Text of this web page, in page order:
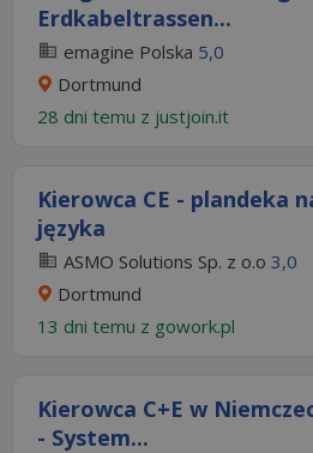
Erdkabeltrassen...
emagine Polska 5,0
Dortmund
28 dni temu z justjoin.it
Kierowca CE - plandeka
języka
ASMO Solutions Sp. z o.o 3,0
Dortmund
13 dni temu z gowork.pl
Kierowca C+E w
- System...